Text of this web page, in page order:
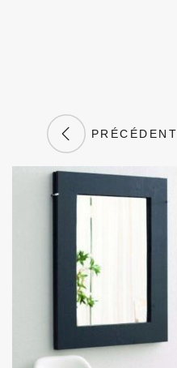
PRÉCÉDENT